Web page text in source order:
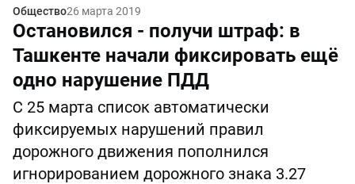
Общество26 марта 2019
Остановился - получи штраф: в
Ташкенте начали фиксировать ещё
одно нарушение ПДД
С 25 марта список автоматически
фиксируемых нарушений правил
дорожного движения пополнился
игнорированием дорожного знака 3.27